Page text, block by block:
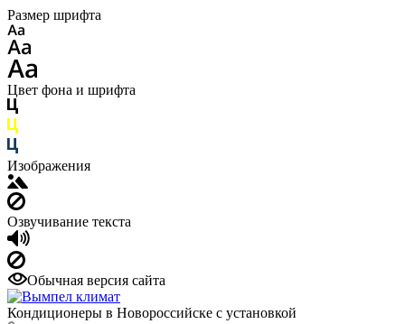
Размер шрифта
Цвет фона и шрифта
Изображения
Озвучивание текста
Обычная версия сайта
Кондиционеры в Новороссийске с установкой